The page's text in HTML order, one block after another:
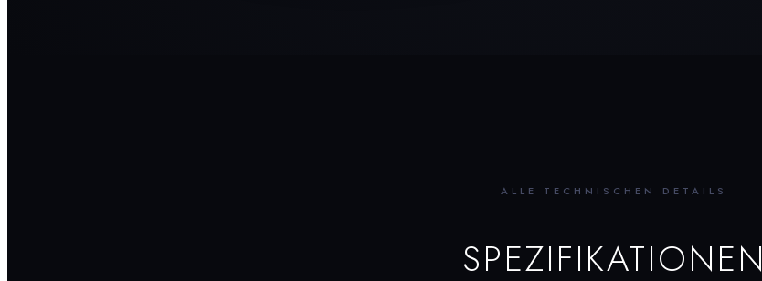
ALLE TECHNISCHEN DETAILS
SPEZIFIKATIONEN